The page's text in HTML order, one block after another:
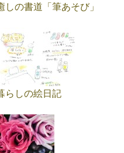
しの書道「筆あそび」
らしの絵日記